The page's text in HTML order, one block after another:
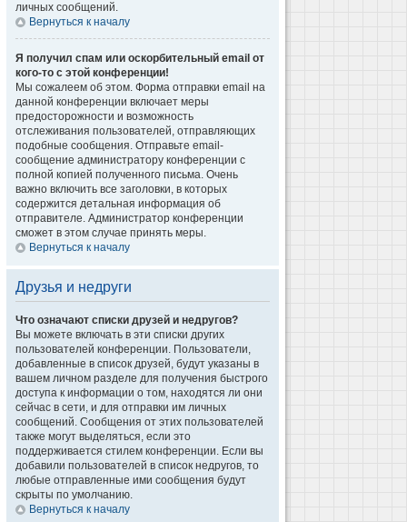
личных сообщений.
Вернуться к началу
Я получил спам или оскорбительный email от
кого-то с этой конференции!
Мы сожалеем об этом. Форма отправки email на
данной конференции включает меры
предосторожности и возможность
отслеживания пользователей, отправляющих
подобные сообщения. Отправьте email-
сообщение администратору конференции с
полной копией полученного письма. Очень
важно включить все заголовки, в которых
содержится детальная информация об
отправителе. Администратор конференции
сможет в этом случае принять меры.
Вернуться к началу
Друзья и недруги
Что означают списки друзей и недругов?
Вы можете включать в эти списки других
пользователей конференции. Пользователи,
добавленные в список друзей, будут указаны в
вашем личном разделе для получения быстрого
доступа к информации о том, находятся ли они
сейчас в сети, и для отправки им личных
сообщений. Сообщения от этих пользователей
также могут выделяться, если это
поддерживается стилем конференции. Если вы
добавили пользователей в список недругов, то
любые отправленные ими сообщения будут
скрыты по умолчанию.
Вернуться к началу